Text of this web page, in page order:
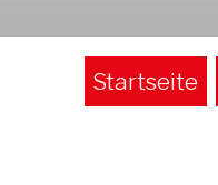
Startseite